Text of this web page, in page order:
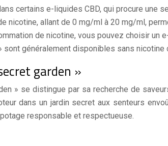
certains e-liquides CBD, qui procure
nicotine, allant de 0 mg/ml à 20 mg/ml,
de nicotine, vous pouvez choisir un
sont généralement disponibles sans
garden »
» se distingue par sa recherche de
dans un jardin secret aux senteurs
responsable et respectueuse.